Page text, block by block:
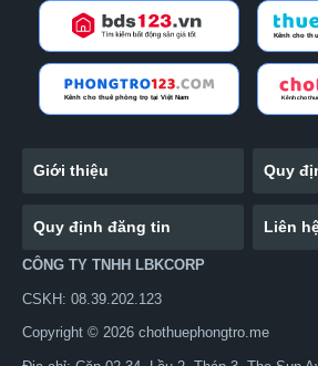
Giới thiệu Quy
Quy định đăng tin Liên
CÔNG TY TNHH LBKCORP
CSKH: 08.39.202.123
Copyright © 2026 chothuephongtro.me